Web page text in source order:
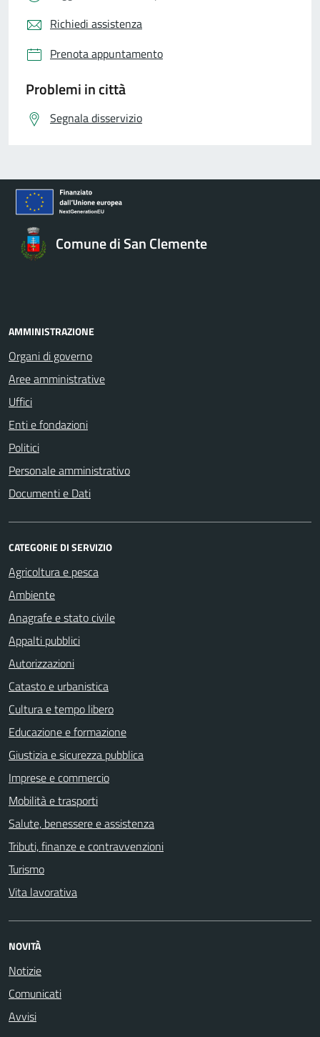
Richiedi assistenza
Prenota appuntamento
Problemi in città
Segnala disservizio
Comune di San Clemente
AMMINISTRAZIONE
Organi di governo
Aree amministrative
Uffici
Enti e fondazioni
Politici
Personale amministrativo
Documenti e Dati
CATEGORIE DI SERVIZIO
Agricoltura e pesca
Ambiente
Anagrafe e stato civile
Appalti pubblici
Autorizzazioni
Catasto e urbanistica
Cultura e tempo libero
Educazione e formazione
Giustizia e sicurezza pubblica
Imprese e commercio
Mobilità e trasporti
Salute, benessere e assistenza
Tributi, finanze e contravvenzioni
Turismo
Vita lavorativa
NOVITÀ
Notizie
Comunicati
Avvisi